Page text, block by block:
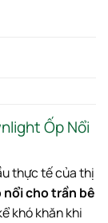
Ốp Nổi
thực tế của thị
nổi cho trần bê
khó khăn khi